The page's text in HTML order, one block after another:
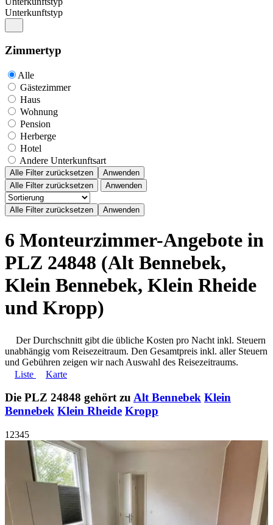
Unterkunftstyp
Zimmertyp
Alle
Gästezimmer
Haus
Wohnung
Pension
Herberge
Hotel
Andere Unterkunftsart
Alle Filter zurücksetzen
Anwenden
Alle Filter zurücksetzen
Anwenden
6 Monteurzimmer-Angebote in
PLZ 24848 (Alt Bennebek,
Klein Bennebek, Klein Rheide
und Kropp)
Der Durchschnitt gibt die übliche Kosten pro Nacht inkl. Steuern
unabhängig vom Reisezeitraum. Den Gesamtpreis inkl. aller Steuern
und Gebühren zeigen wir nach Auswahl des Reisezeitraums.
Liste
Karte
Die PLZ 24848 gehört zu Alt Bennebek Klein
Bennebek Klein Rheide Kropp
1 2345